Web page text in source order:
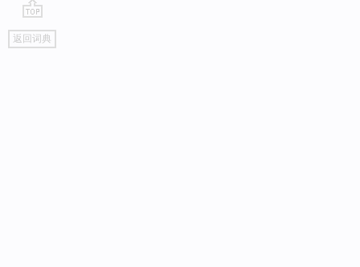
go
top
返回词典